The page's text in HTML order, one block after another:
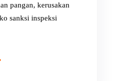
pangan, kerusakan
sanksi inspeksi